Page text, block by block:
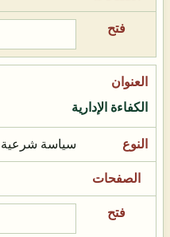
الكفاءة الإدارية
سياسة شرعية